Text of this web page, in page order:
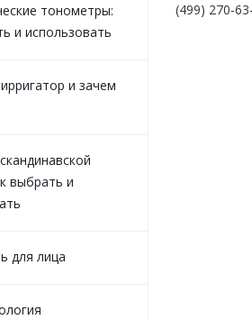
(499) 270-
тонометры:
и использовать
и зачем
выбрать и
для лица